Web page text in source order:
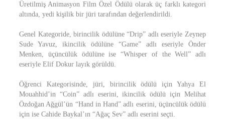
Üretilmiş Animasyon Film Özel Ödülü olarak üç farklı kategori
altında, yedi kişilik bir jüri tarafından değerlendirildi.
Genel Kategoride, birincilik ödülüne “Drip” adlı eseriyle Zeynep
Sude Yavuz, ikincilik ödülüne “Game” adlı eseriyle Önder
Menken, üçüncülük ödülüne ise “Whisper of the Well” adlı
eseriyle Elif Dokur layık görüldü.
Öğrenci Kategorisinde, jüri, birincilik ödülü için Yahya El
Mouahhid’in “Coin” adlı eserini, ikincilik ödülü için Melihat
Özdoğan Ağgül’ün “Hand in Hand” adlı eserini, üçüncülük ödülü
için ise Cahide Baykal’ın “Ağaç Sev” adlı eserini seçti.